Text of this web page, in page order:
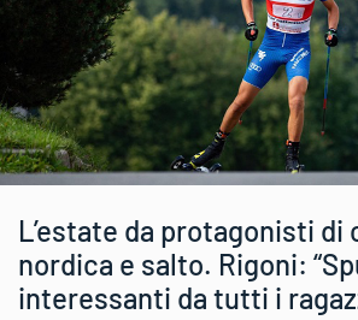
L’estate da protagonisti di
nordica e salto. Rigoni:
interessanti da tutti i